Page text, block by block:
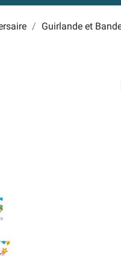
Guirlande et